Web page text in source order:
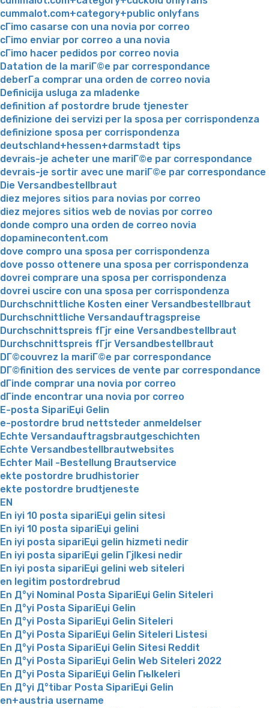
cummalot.com+category+public onlyfans
cГіmo casarse con una novia por correo
cГіmo enviar por correo a una novia
cГіmo hacer pedidos por correo novia
Datation de la mariГ©e par correspondance
deberГ­a comprar una orden de correo novia
Definicija usluga za mladenke
definition af postordre brude tjenester
definizione dei servizi per la sposa per corrispondenza
definizione sposa per corrispondenza
deutschland+hessen+darmstadt tips
devrais-je acheter une mariГ©e par correspondance
devrais-je sortir avec une mariГ©e par correspondance
Die Versandbestellbraut
diez mejores sitios para novias por correo
diez mejores sitios web de novias por correo
donde compro una orden de correo novia
dopaminecontent.com
dove compro una sposa per corrispondenza
dove posso ottenere una sposa per corrispondenza
dovrei comprare una sposa per corrispondenza
dovrei uscire con una sposa per corrispondenza
Durchschnittliche Kosten einer Versandbestellbraut
Durchschnittliche Versandauftragspreise
Durchschnittspreis fГјr eine Versandbestellbraut
Durchschnittspreis fГјr Versandbestellbraut
DГ©couvrez la mariГ©e par correspondance
DГ©finition des services de vente par correspondance
dГіnde comprar una novia por correo
dГіnde encontrar una novia por correo
E-posta SipariЕџi Gelin
e-postordre brud nettsteder anmeldelser
Echte Versandauftragsbrautgeschichten
Echte Versandbestellbrautwebsites
Echter Mail -Bestellung Brautservice
ekte postordre brudhistorier
ekte postordre brudtjeneste
EN
En iyi 10 posta sipariЕџi gelin sitesi
En iyi 10 posta sipariЕџi gelini
En iyi posta sipariЕџi gelin hizmeti nedir
En iyi posta sipariЕџi gelin Гјlkesi nedir
En iyi posta sipariЕџi gelini web siteleri
en legitim postordrebrud
En Д°yi Nominal Posta SipariЕџi Gelin Siteleri
En Д°yi Posta SipariЕџi Gelin
En Д°yi Posta SipariЕџi Gelin Siteleri
En Д°yi Posta SipariЕџi Gelin Siteleri Listesi
En Д°yi Posta SipariЕџi Gelin Sitesi Reddit
En Д°yi Posta SipariЕџi Gelin Web Siteleri 2022
En Д°yi Posta SipariЕџi Gelin Гњlkeleri
En Д°yi Д°tibar Posta SipariЕџi Gelin
en+austria username